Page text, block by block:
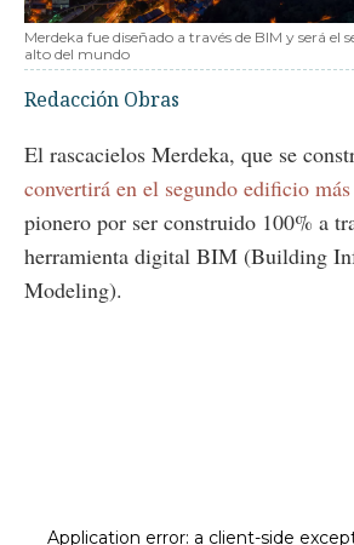
Merdeka fue diseñado a través de BIM y será el
alto del mundo
Redacción Obras
El rascacielos Merdeka, que se
convertirá en el segundo edificio
pionero por ser construido 100% a
herramienta digital BIM (Building
Modeling).